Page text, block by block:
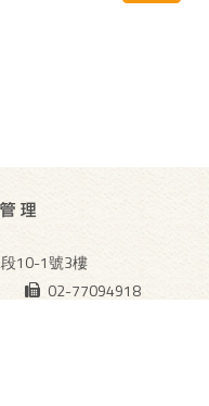
10-1號3樓
02-77094918